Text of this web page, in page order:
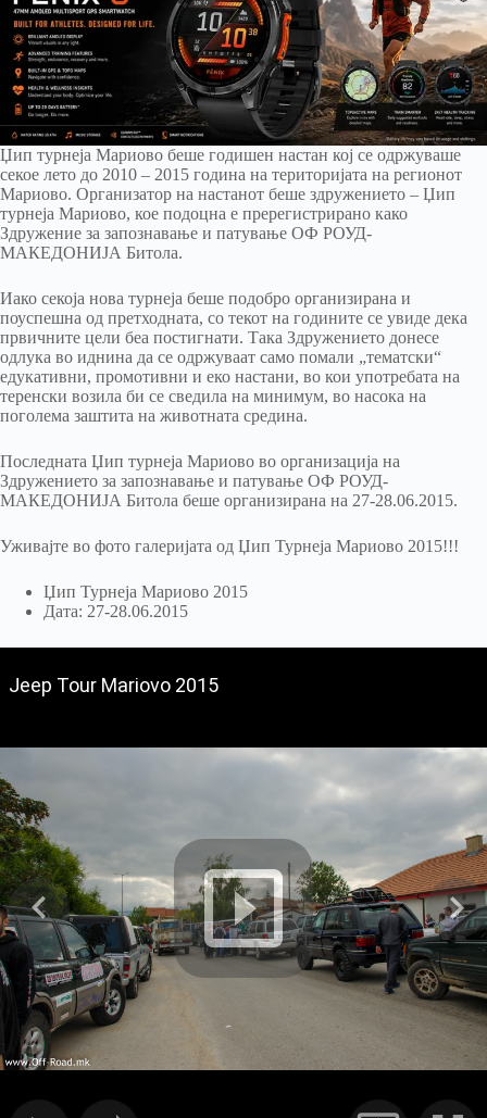
Џип турнеја Мариово беше годишен настан кој се одржуваше
секое лето до 2010 – 2015 година на територијата на регионот
Мариово. Организатор на настанот беше здружението – Џип
турнеја Мариово, кое подоцна е пререгистрирано како
Здружение за запознавање и патување ОФ РОУД-
МАКЕДОНИЈА Битола.
Иако секоја нова турнеја беше подобро организирана и
поуспешна од претходната, со текот на годините се увиде дека
првичните цели беа постигнати. Така Здружението донесе
одлука во иднина да се одржуваат само помали „тематски“
едукативни, промотивни и еко настани, во кои употребата на
теренски возила би се сведила на минимум, во насока на
поголема заштита на животната средина.
Последната Џип турнеја Мариово во организација на
Здружението за запознавање и патување ОФ РОУД-
МАКЕДОНИЈА Битола беше организирана на 27-28.06.2015.
Уживајте во фото галеријата од Џип Турнеја Мариово 2015!!!
Џип Турнеја Мариово 2015
Дата: 27-28.06.2015
Jeep Tour Mariovo 2015